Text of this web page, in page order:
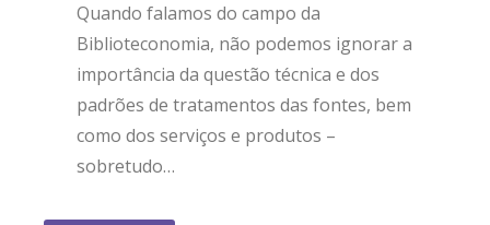
Quando falamos do campo da
Biblioteconomia, não podemos ignorar a
importância da questão técnica e dos
padrões de tratamentos das fontes, bem
como dos serviços e produtos –
sobretudo…